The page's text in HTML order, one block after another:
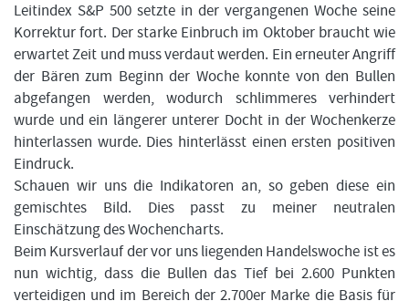
Leitindex S&P 500 setzte in der vergangenen Woche seine
Korrektur fort. Der starke Einbruch im Oktober braucht wie
erwartet Zeit und muss verdaut werden. Ein erneuter Angriff
der Bären zum Beginn der Woche konnte von den Bullen
abgefangen werden, wodurch schlimmeres verhindert
wurde und ein längerer unterer Docht in der Wochenkerze
hinterlassen wurde. Dies hinterlässt einen ersten positiven
Eindruck.
Schauen wir uns die Indikatoren an, so geben diese ein
gemischtes Bild. Dies passt zu meiner neutralen
Einschätzung des Wochencharts.
Beim Kursverlauf der vor uns liegenden Handelswoche ist es
nun wichtig, dass die Bullen das Tief bei 2.600 Punkten
verteidigen und im Bereich der 2.700er Marke die Basis für
FORMATIONSTRADER WERDEN